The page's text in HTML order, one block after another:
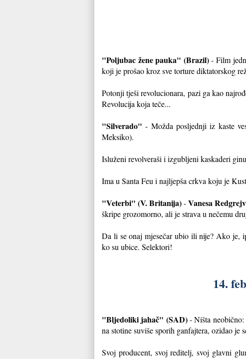
"Poljubac žene pauka" (Brazil)- Film
koji je prošao kroz sve torture diktatorskog
Potonji tješi revolucionara, pazi ga kao
Revolucija koja teče...
"Silverado" - Možda posljednji iz kaste
Meksiko).
Isluženi revolveraši i izgubljeni kaskaderi
Ima u Santa Feu i najljepša crkva koju je
"Veterbi" (V. Britanija)-Vanesa Redgrejv
škripe grozomorno, ali je strava u nečemu
Da li se onaj mjesečar ubio ili nije? Ako je,
ko su ubice. Selektori!
14.
"Bljedoliki jahač" (SAD)- Ništa neobično:
na stotine suviše sporih ganfajtera, ozidao
Svoj producent, svoj reditelj, svoj glavni